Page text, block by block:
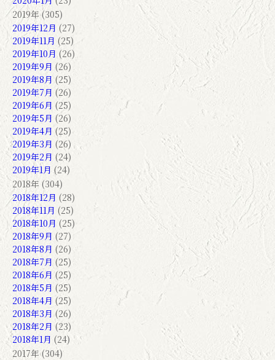
2019年 (305)
2019年12月 (27)
2019年11月 (25)
2019年10月(26)
2019年9月 (26)
2019年8月 (25)
2019年7月 (26)
2019年6月 (25)
2019年5月 (26)
2019年4月 (25)
2019年3月 (26)
2019年2月 (24)
2019年1月 (24)
2018年 (304)
2018年12月 (28)
2018年11月 (25)
2018年10月 (25)
2018年9月 (27)
2018年8月 (26)
2018年7月 (25)
2018年6月 (25)
2018年5月 (25)
2018年4月 (25)
2018年3月 (26)
2018年2月 (23)
2018年1月 (24)
2017年 (304)